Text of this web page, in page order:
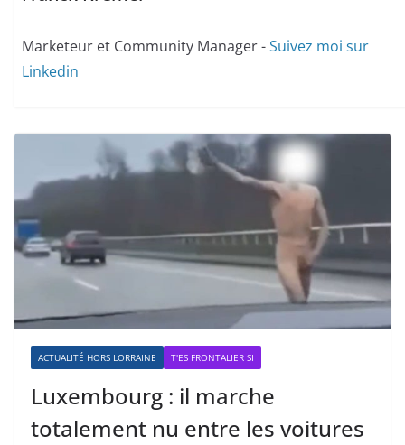
Marketeur et Community Manager -Suivez moi sur
Linkedin
ACTUALITÉ HORS LORRAINE T'ES FRONTALIER SI
Luxembourg : il marche
totalement nu entre les voitures